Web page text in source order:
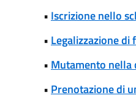
• Iscrizione nello
• Legalizzazione di
• Mutamento nella
• Prenotazione di